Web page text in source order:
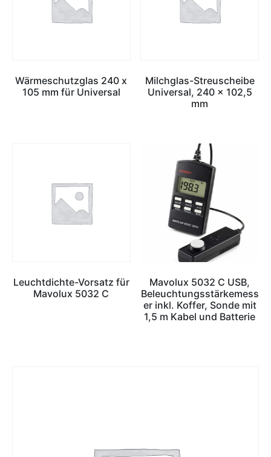
Wärmeschutzglas 240 x
105 mm für Universal
Milchglas-Streuscheibe
Universal, 240 x 102,5
mm
Leuchtdichte-Vorsatz für
Mavolux 5032 C
Mavolux 5032 C USB,
Beleuchtungsstärkemess
er inkl. Koffer, Sonde mit
1,5 m Kabel und Batterie